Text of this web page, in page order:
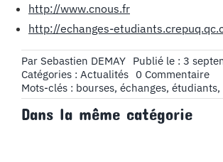
http://www.cnous.fr
http://echanges-
Par Sebastien DEMAY Publié le : 3
Catégories : Actualités 0 Commentaireon
à
Mots-clés : bourses, échanges, étudiants,
Dans la même catégorie